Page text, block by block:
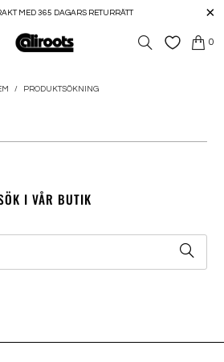
MED 365 DAGARS RETURRÄTT
0
/ PRODUKTSÖKNING
I VÅR BUTIK